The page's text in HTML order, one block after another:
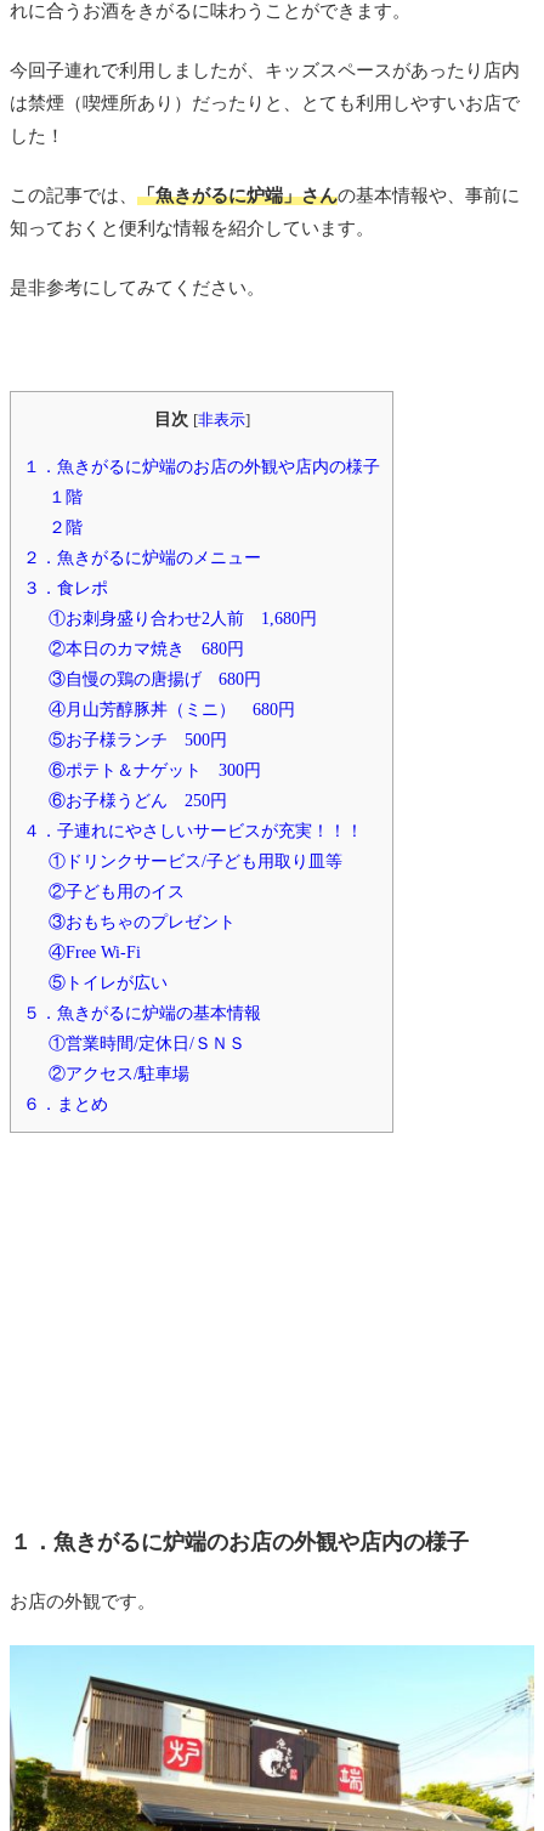
れに合うお酒をきがるに味わうことができます。
今回子連れで利用しましたが、キッズスペースがあったり店内
は禁煙（喫煙所あり）だったりと、とても利用しやすいお店で
した！
この記事では、 「魚きがるに炉端」さんの基本情報や、事前に
知っておくと便利な情報を紹介しています。
是非参考にしてみてください。
目次 [非表示]
１．魚きがるに炉端のお店の外観や店内の様子
１階
２階
２．魚きがるに炉端のメニュー
３．食レポ
①お刺身盛り合わせ2人前 1,680円
②本日のカマ焼き 680円
③自慢の鶏の唐揚げ 680円
④月山芳醇豚丼（ミニ） 680円
⑤お子様ランチ 500円
⑥ポテト＆ナゲット 300円
⑥お子様うどん 250円
４．子連れにやさしいサービスが充実！！！
①ドリンクサービス/子ども用取り皿等
②子ども用のイス
③おもちゃのプレゼント
④Free Wi-Fi
⑤トイレが広い
５．魚きがるに炉端の基本情報
①営業時間/定休日/ＳＮＳ
②アクセス/駐車場
６．まとめ
１．魚きがるに炉端のお店の外観や店内の様子
お店の外観です。